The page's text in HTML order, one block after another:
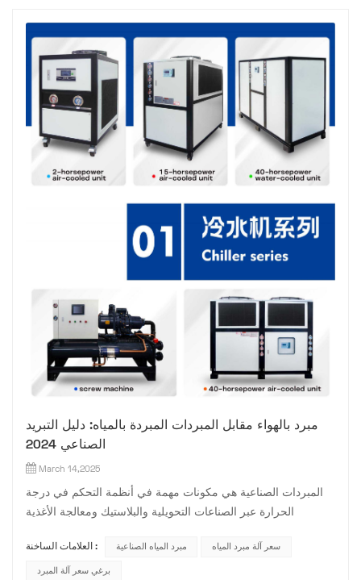
مبرد بالهواء مقابل المبردات المبردة بالمياه: دليل التبريد
الصناعي 2024
March 14,2025
المبردات الصناعية هي مكونات مهمة في أنظمة التحكم في درجة
الحرارة عبر الصناعات التحويلية والبلاستيك ومعالجة الأغذية
والمبرد بالماء والمبرغي يساعد الشركات على تحسين العمليات
وتقليل التكاليف يستكشف هذا الدليل المزايا الفريدة لكل نوع المبرد
العلامات الساخنة : مبرد المياه الصناعية سعر آلة مبرد المياه
برغي سعر آلة المبرد